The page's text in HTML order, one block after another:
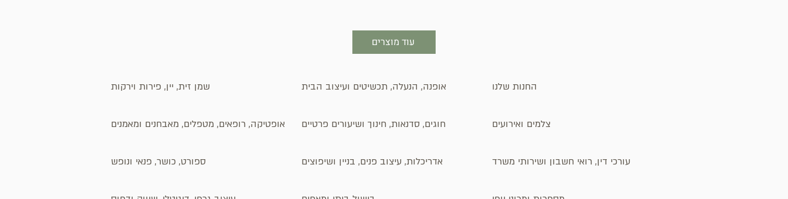
עוד מוצרים
החנות שלנו
צלמים ואירועים
עורכי דין, רואי חשבון ושירותי משרד
אופנה, הנעלה, תכשיטים ועיצוב הבית
חוגים, סדנאות, חינוך ושיעורים פרטיים
אדריכלות, עיצוב פנים, בניין ושיפוצים
שמן זית, יין, פירות וירקות
אופטיקה, רופאים, מטפלים, מאבחנים ומאמנים
ספורט, כושר, פנאי ונופש